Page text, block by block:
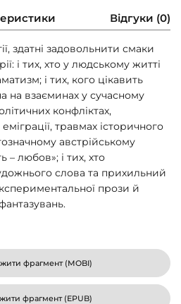
Відгуки (0)
здатні задовольнити смаки
і тих, хто у людському житті
і тих, кого цікавить
на взаєминах у сучасному
конфліктах,
травмах історичного
австрійському
– любов»; і тих, хто
слова та прихильний
прози й
фрагмент (MOBI)
фрагмент (EPUB)